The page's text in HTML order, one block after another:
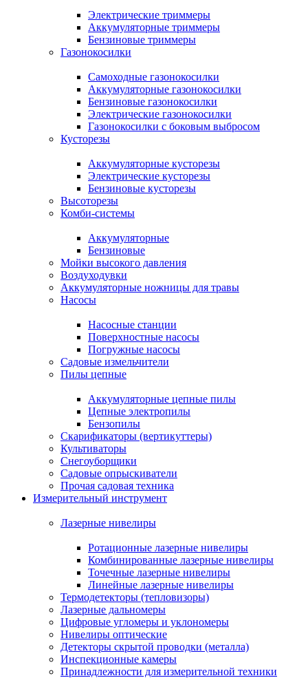
Электрические триммеры
Аккумуляторные триммеры
Бензиновые триммеры
Газонокосилки
Самоходные газонокосилки
Аккумуляторные газонокосилки
Бензиновые газонокосилки
Электрические газонокосилки
Газонокосилки с боковым выбросом
Кусторезы
Аккумуляторные кусторезы
Электрические кусторезы
Бензиновые кусторезы
Высоторезы
Комби-системы
Аккумуляторные
Бензиновые
Мойки высокого давления
Воздуходувки
Аккумуляторные ножницы для травы
Насосы
Насосные станции
Поверхностные насосы
Погружные насосы
Садовые измельчители
Пилы цепные
Аккумуляторные цепные пилы
Цепные электропилы
Бензопилы
Скарификаторы (вертикуттеры)
Культиваторы
Снегоуборщики
Садовые опрыскиватели
Прочая садовая техника
Измерительный инструмент
Лазерные нивелиры
Ротационные лазерные нивелиры
Комбинированные лазерные нивелиры
Точечные лазерные нивелиры
Линейные лазерные нивелиры
Термодетекторы (тепловизоры)
Лазерные дальномеры
Цифровые угломеры и уклономеры
Нивелиры оптические
Детекторы скрытой проводки (металла)
Инспекционные камеры
Принадлежности для измерительной техники